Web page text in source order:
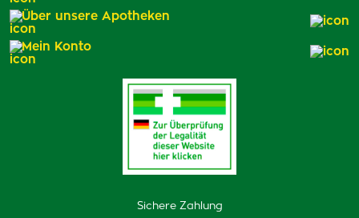
Sichere Zahlung
Über unsere Apotheken
Mein Konto